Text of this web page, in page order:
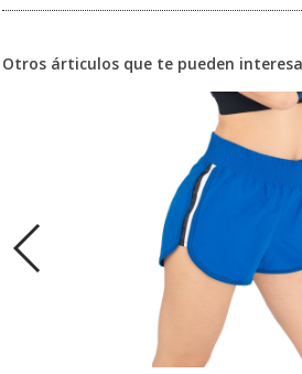
Otros árticulos que te pueden